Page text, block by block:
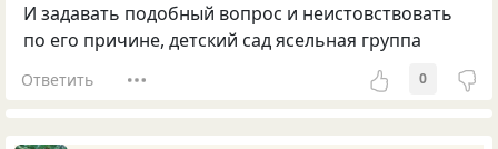
И задавать подобный вопрос и неистовствовать
по его причине, детский сад ясельная группа
Ответить 0